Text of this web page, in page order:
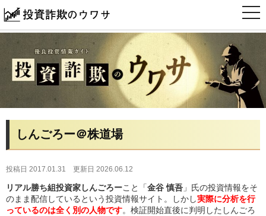
t
o
g
a
i
a
しんごろー＠株道場
投稿日 2017.01.31 更新日 2026.06.12
リアル勝ち組投資家しんごろーこと「金谷 慎吾 」氏の投資情報をそ
のまま配信しているという投資情報サイト。しかし実際に分析を行
っているのは全く別の人物です。検証開始直後に判明したしんごろ